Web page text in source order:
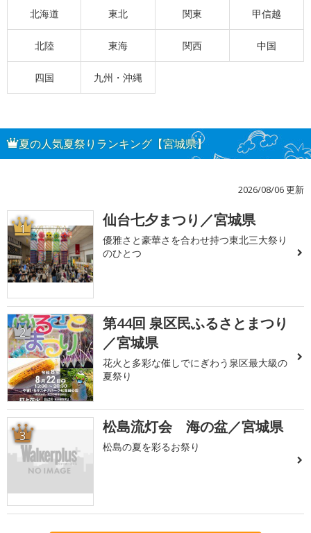
北海道 東北 関東 甲信越
北陸 東海 関西 中国
四国 九州・沖縄
夏の人気夏祭りランキング【宮城県】
2026/08/06 更新
1 仙台七夕まつり／宮城県
優雅さと豪華さを合わせ持つ東北三大祭り
のひとつ
2
第44回 泉区民ふるさとまつり
／宮城県
花火と多彩な催しでにぎわう泉区最大級の
夏祭り
3 松島流灯会 海の盆／宮城県
松島の夏を彩るお祭り